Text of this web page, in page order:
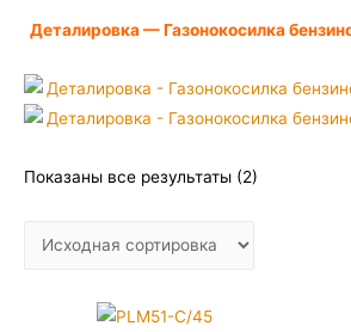
Деталировка — Газонокосилка
Показаны все результаты (2)